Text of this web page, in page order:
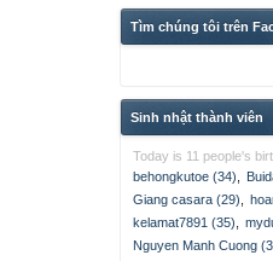
Tìm chúng tôi trên
Sinh nhật thành viên
Today is 11 people's
behongkutoe (34)
Giang casara (29)
kelamat7891 (35)
Nguyen Manh Cuong